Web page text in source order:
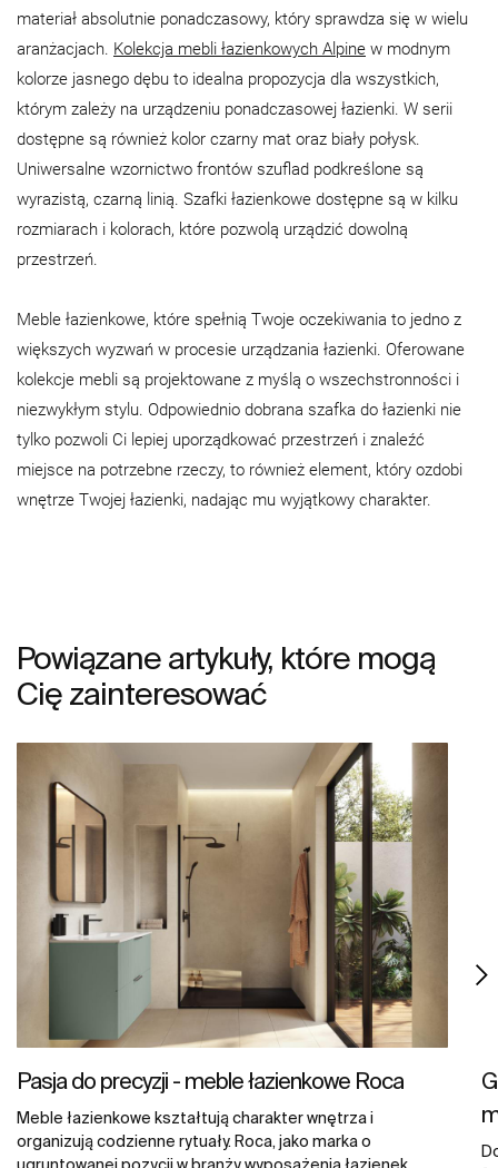
materiał absolutnie ponadczasowy, który sprawdza się w wielu
aranżacjach. Kolekcja mebli łazienkowych Alpine w modnym
kolorze jasnego dębu to idealna propozycja dla wszystkich,
którym zależy na urządzeniu ponadczasowej łazienki. W serii
dostępne są również kolor czarny mat oraz biały połysk.
Uniwersalne wzornictwo frontów szuflad podkreślone są
wyrazistą, czarną linią. Szafki łazienkowe dostępne są w kilku
rozmiarach i kolorach, które pozwolą urządzić dowolną
przestrzeń.
Meble łazienkowe, które spełnią Twoje oczekiwania to jedno z
większych wyzwań w procesie urządzania łazienki. Oferowane
kolekcje mebli są projektowane z myślą o wszechstronności i
niezwykłym stylu. Odpowiednio dobrana szafka do łazienki nie
tylko pozwoli Ci lepiej uporządkować przestrzeń i znaleźć
miejsce na potrzebne rzeczy, to również element, który ozdobi
wnętrze Twojej łazienki, nadając mu wyjątkowy charakter.
Powiązane artykuły, które mogą
Cię zainteresować
Pasja do precyzji - meble łazienkowe Roca
Meble łazienkowe kształtują charakter wnętrza i
organizują codzienne rytuały. Roca, jako marka o